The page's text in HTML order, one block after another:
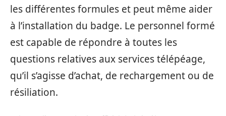
les différentes formules et peut même aider
à l’installation du badge. Le personnel formé
est capable de répondre à toutes les
questions relatives aux services télépéage,
qu’il s’agisse d’achat, de rechargement ou de
résiliation.